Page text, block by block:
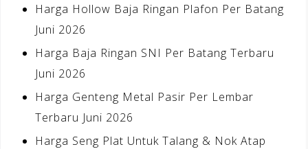
Harga Hollow Baja Ringan Plafon Per Batang
Juni 2026
Harga Baja Ringan SNI Per Batang Terbaru
Juni 2026
Harga Genteng Metal Pasir Per Lembar
Terbaru Juni 2026
Harga Seng Plat Untuk Talang & Nok Atap